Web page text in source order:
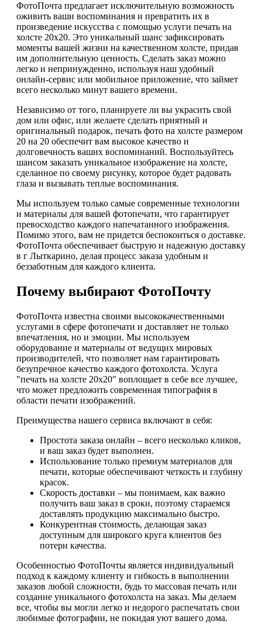
ФотоПочта предлагает исключительную возможность
оживить ваши воспоминания и превратить их в
произведение искусства с помощью услуги печать на
холсте 20х20. Это уникальный шанс зафиксировать
моменты вашей жизни на качественном холсте, придав
им дополнительную ценность. Сделать заказ можно
легко и непринужденно, используя наш удобный
онлайн-сервис или мобильное приложение, что займет
всего несколько минут вашего времени.
Независимо от того, планируете ли вы украсить свой
дом или офис, или желаете сделать приятный и
оригинальный подарок, печать фото на холсте размером
20 на 20 обеспечит вам высокое качество и
долговечность ваших воспоминаний. Воспользуйтесь
шансом заказать уникальное изображение на холсте,
сделанное по своему рисунку, которое будет радовать
глаза и вызывать теплые воспоминания.
Мы используем только самые современные технологии
и материалы для вашей фотопечати, что гарантирует
превосходство каждого напечатанного изображения.
Помимо этого, вам не придется беспокоиться о доставке.
ФотоПочта обеспечивает быструю и надежную доставку
в г Лыткарино, делая процесс заказа удобным и
беззаботным для каждого клиента.
Почему выбирают ФотоПочту
ФотоПочта известна своими высококачественными
услугами в сфере фотопечати и доставляет не только
впечатления, но и эмоции. Мы используем
оборудование и материалы от ведущих мировых
производителей, что позволяет нам гарантировать
безупречное качество каждого фотохолста. Услуга
"печать на холсте 20х20" воплощает в себе все лучшее,
что может предложить современная типография в
области печати изображений.
Преимущества нашего сервиса включают в себя:
Простота заказа онлайн – всего несколько кликов,
и ваш заказ будет выполнен.
Использование только премиум материалов для
печати, которые обеспечивают четкость и глубину
красок.
Скорость доставки – мы понимаем, как важно
получить ваш заказ в сроки, поэтому стараемся
доставлять продукцию максимально быстро.
Конкурентная стоимость, делающая заказ
доступным для широкого круга клиентов без
потери качества.
Особенностью ФотоПочты является индивидуальный
подход к каждому клиенту и гибкость в выполнении
заказов любой сложности, будь то массовая печать или
создание уникального фотохолста на заказ. Мы делаем
все, чтобы вы могли легко и недорого распечатать свои
любимые фотографии, не покидая уют вашего дома.